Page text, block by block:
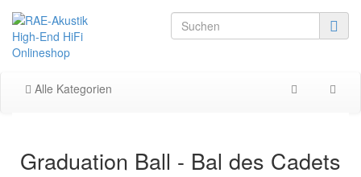
Alle Kategorien
Graduation Ball - Bal des Cadets